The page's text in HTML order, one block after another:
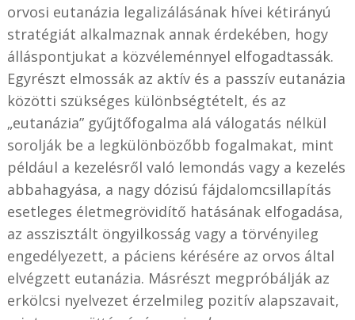
orvosi eutanázia legalizálásának hívei kétirányú
stratégiát alkalmaznak annak érdekében, hogy
álláspontjukat a közvéleménnyel elfogadtassák.
Egyrészt elmossák az aktív és a passzív eutanázia
közötti szükséges különbségtételt, és az
„eutanázia” gyűjtőfogalma alá válogatás nélkül
sorolják be a legkülönbözőbb fogalmakat, mint
például a kezelésről való lemondás vagy a kezelés
abbahagyása, a nagy dózisú fájdalomcsillapítás
esetleges életmegrövidítő hatásának elfogadása,
az asszisztált öngyilkosság vagy a törvényileg
engedélyezett, a páciens kérésére az orvos által
elvégzett eutanázia. Másrészt megpróbálják az
erkölcsi nyelvezet érzelmileg pozitív alapszavait,